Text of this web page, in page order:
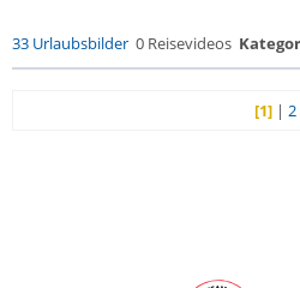
33 Urlaubsbilder 0 Reisevideos
[1]| 2